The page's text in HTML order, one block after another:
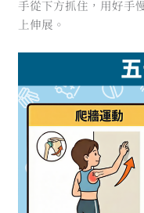
手從下方抓住，用好手
上伸展。